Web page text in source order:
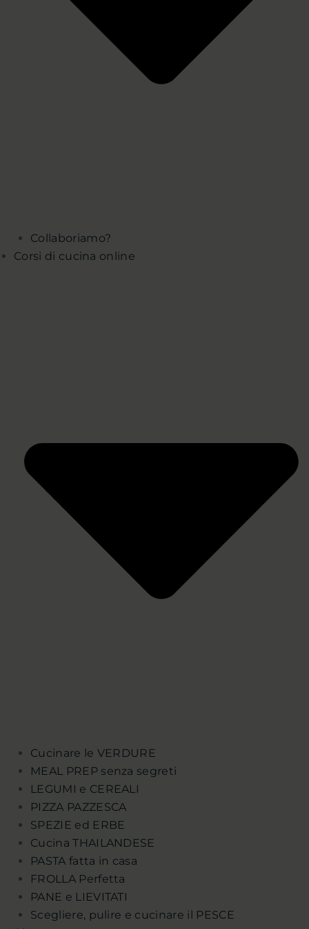
Collaboriamo?
Corsi di cucina online
Cucinare le VERDURE
MEAL PREP senza segreti
LEGUMI e CEREALI
PIZZA PAZZESCA
SPEZIE ed ERBE
Cucina THAILANDESE
PASTA fatta in casa
FROLLA Perfetta
PANE e LIEVITATI
Scegliere, pulire e cucinare il PESCE